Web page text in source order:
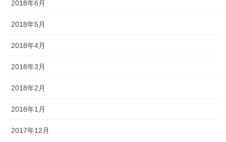
2018年6月
2018年5月
2018年4月
2018年3月
2018年2月
2018年1月
2017年12月